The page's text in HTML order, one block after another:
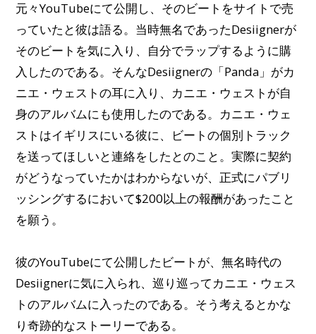
元々YouTubeにて公開し、そのビートをサイトで売
っていたと彼は語る。当時無名であったDesiignerが
そのビートを気に入り、自分でラップするように購
入したのである。そんなDesiignerの「Panda」がカ
ニエ・ウェストの耳に入り、カニエ・ウェストが自
身のアルバムにも使用したのである。カニエ・ウェ
ストはイギリスにいる彼に、ビートの個別トラック
を送ってほしいと連絡をしたとのこと。実際に契約
がどうなっていたかはわからないが、正式にパブリ
ッシングするにおいて$200以上の報酬があったこと
を願う。
彼のYouTubeにて公開したビートが、無名時代の
Desiignerに気に入られ、巡り巡ってカニエ・ウェス
トのアルバムに入ったのである。そう考えるとかな
り奇跡的なストーリーである。